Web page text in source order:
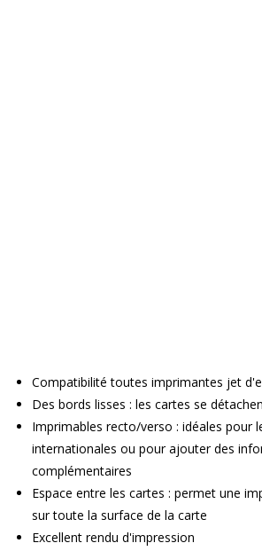
Compatibilité toutes imprimantes jet
Des bords lisses : les cartes se
Imprimables recto/verso : idéales pour
internationales ou pour ajouter des
complémentaires
Espace entre les cartes : permet une
sur toute la surface de la carte
Excellent rendu d'impression